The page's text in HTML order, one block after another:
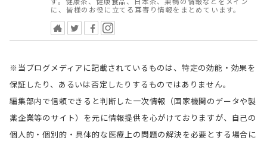
に、皆様のお役に立てる耳寄り情報をまとめています。
※当ブログメディアに記載されているものは、特定の効能・効果を
保証したり、あるいは否定したりするものではありません。
編集部内で信頼できると判断した一次情報（国家機関のデータや製
薬企業等のサイト）を元に情報提供を心がけておりますが、自己の
個人的・個別的・具体的な医療上の問題の解決を必要とする場合に